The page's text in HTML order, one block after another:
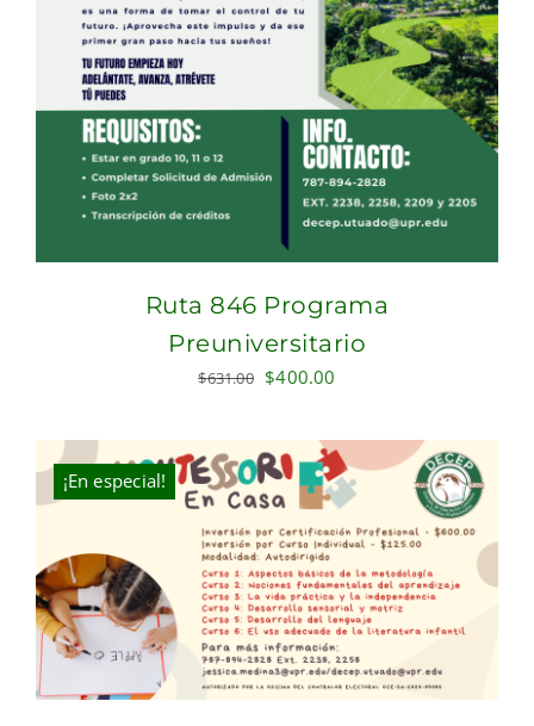
Ruta 846 Programa
Preuniversitario
$631.00 Original
was:
$631.00.
$400.00
is:
$400.00.
¡En especial!